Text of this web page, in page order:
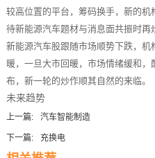
较高位置的平台，筹码换手，新的机
待新能源汽车题材与消息面共振时再
新能源汽车股跟随市场顺势下跌，
暖，一旦大市回暖，市场情绪缓和
布，新一轮的炒作顺其自然的来临。
未来趋势
上一篇: 汽车智能制造
下一篇: 充换电